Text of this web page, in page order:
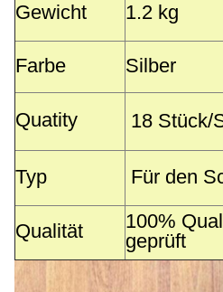
Gewicht 1.2 kg
Farbe Silber
Quatity 18 Stück/
Typ Für den
Qualität
100%
geprüft